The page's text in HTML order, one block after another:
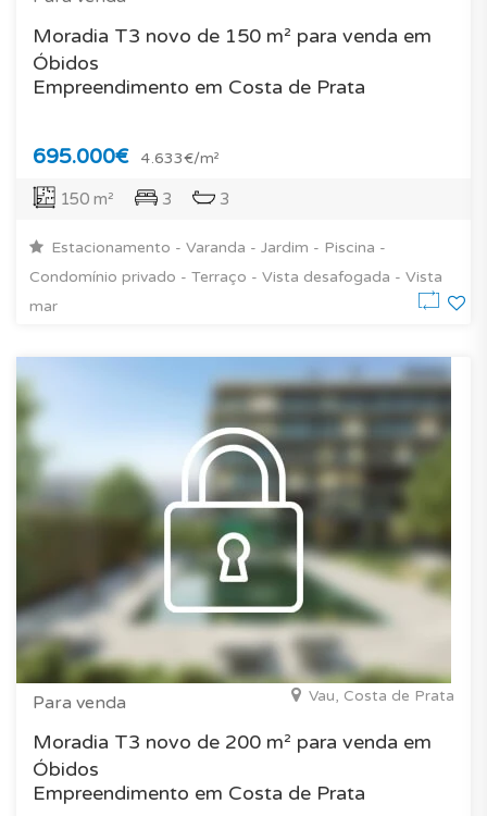
Moradia T3 novo de 150 m² para venda em
Óbidos
Empreendimento em Costa de Prata
695.000€ 4.633€/m²
150 m² 3 3
Estacionamento - Varanda - Jardim - Piscina -
Condomínio privado - Terraço - Vista desafogada - Vista
mar
Para venda Vau, Costa de Prata
Moradia T3 novo de 200 m² para venda em
Óbidos
Empreendimento em Costa de Prata